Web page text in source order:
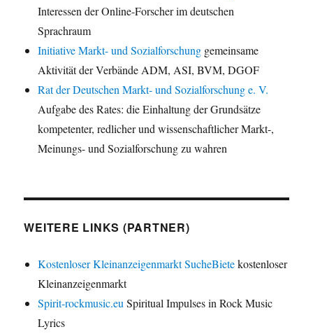
Interessen der Online-Forscher im deutschen
Sprachraum
Initiative Markt- und Sozialforschung gemeinsame
Aktivität der Verbände ADM, ASI, BVM, DGOF
Rat der Deutschen Markt- und Sozialforschung e. V.
Aufgabe des Rates: die Einhaltung der Grundsätze
kompetenter, redlicher und wissenschaftlicher Markt-,
Meinungs- und Sozialforschung zu wahren
WEITERE LINKS (PARTNER)
Kostenloser Kleinanzeigenmarkt SucheBietekostenloser
Kleinanzeigenmarkt
Spirit-rockmusic.euSpiritual Impulses in Rock Music
Lyrics